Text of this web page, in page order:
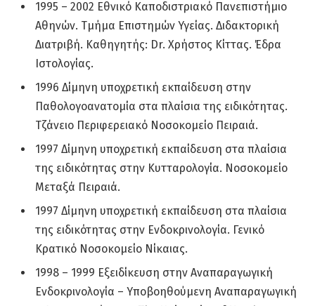
1995 – 2002 Εθνικό Καποδιστριακό Πανεπιστήμιο
Αθηνών. Τμήμα Επιστημών Υγείας. Διδακτορική
Διατριβή. Καθηγητής: Dr. Χρήστος Κίττας. Έδρα
Ιστολογίας.
1996 Δίμηνη υποχρετική εκπαίδευση στην
Παθολογοανατομία στα πλαίσια της ειδικότητας.
Τζάνειο Περιφερειακό Νοσοκομείο Πειραιά.
1997 Δίμηνη υποχρετική εκπαίδευση στα πλαίσια
της ειδικότητας στην Κυτταρολογία. Νοσοκομείο
Μεταξά Πειραιά.
1997 Δίμηνη υποχρετική εκπαίδευση στα πλαίσια
της ειδικότητας στην Ενδοκρινολογία. Γενικό
Κρατικό Νοσοκομείο Νίκαιας.
1998 – 1999 Εξειδίκευση στην Αναπαραγωγική
Ενδοκρινολογία – Υποβοηθούμενη Αναπαραγωγική